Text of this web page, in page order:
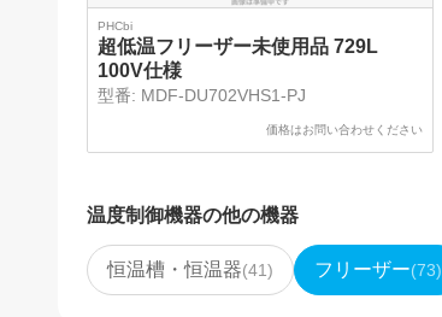
PHCbi
超低温フリーザー未使用品 729L
100V仕様
型番: MDF-DU702VHS1-PJ
価格はお問い合わせください
温度制御機器の他の機器
恒温槽・恒温器(41) フリーザー(73)